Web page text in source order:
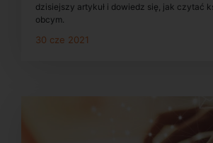
dzisiejszy artykuł i dowiedz się, jak czytać
obcym.
30 cze 2021